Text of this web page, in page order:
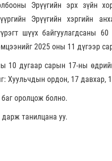
Эрүүгийн эрх зүйн
Эрүүгийн хэргийн
шүүх байгуулагдсаны
2025 оны 11 дүгээр
10 дугаар сарын 17-ны
Хуульчдын ордон, 17 давхар,
баг оролцож болно.
дарж танилцана уу.